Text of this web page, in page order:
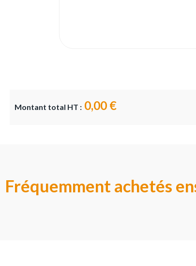
Montant total HT : 0,00 €
Fréquemment achetés